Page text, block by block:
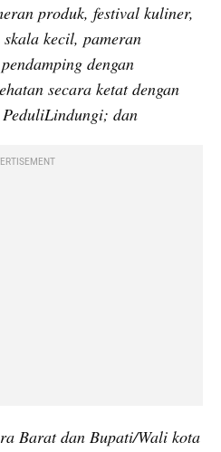
produk, festival kuliner,
kecil, pameran
dengan
secara ketat dengan
dan
Barat dan Bupati/Wali kota